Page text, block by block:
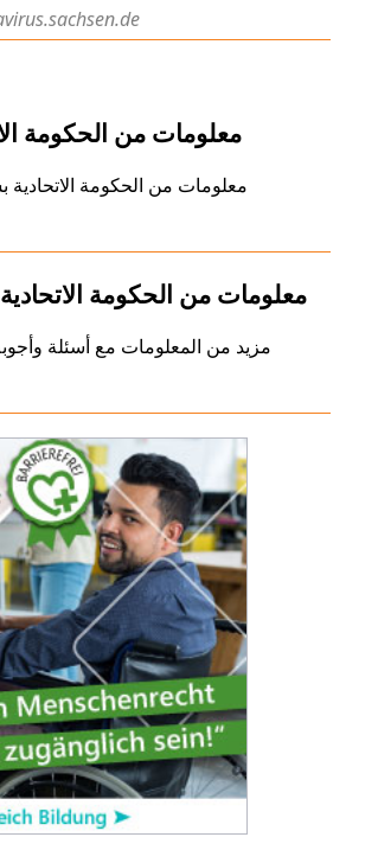
معلومات من الحكومة
معلومات من الحكومة الاتحادية
معلومات من الحكومة
مزيد من المعلومات مع أسئلة